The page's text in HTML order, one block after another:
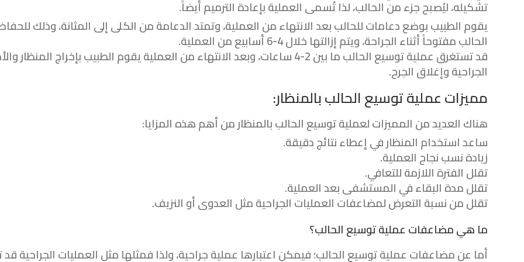
تشكيله، ليُصبح جزء من الحالب، لذا تُسمى العملية بإعادة الترميم أيضاً.
يقوم الطبيب بوضع دعامات للحالب بعد الانتهاء من العملية، وتمتد الدعامة من الكلى إلى المثانة، وذلك
الحالب مفتوحاً أثناء الجراحة، ويتم إزالتها خلال 4-6 أسابيع من العملية.
قد تستغرق عملية توسيع الحالب ما بين 2-4 ساعات، وبعد الانتهاء من العملية يقوم الطبيب بإخراج المنظار
الجراحية وإغلاق الجرح.
مميزات عملية توسيع الحالب بالمنظار:
هناك العديد من المميزات لعملية توسيع الحالب بالمنظار من أهم هذه المزايا:
ساعد استخدام المنظار في إعطاء نتائج دقيقة.
زيادة نسب نجاح العملية.
تقلل الفترة اللازمة للتعافي.
تقلل مدة البقاء في المستشفى بعد العملية.
تقلل من نسبة التعرض لمضاعفات العمليات الجراحية مثل العدوى أو النزيف.
ما هي مضاعفات عملية توسيع الحالب؟
أما عن مضاعفات عملية توسيع الحالب؛ فيمكن اعتبارها عملية جراحية، ولذا فمثلها مثل العمليات الجراحية قد